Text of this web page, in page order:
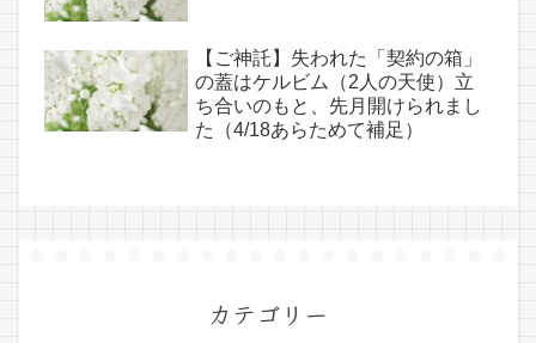
【ご神託】失われた「契約の箱」
の蓋はケルビム（2人の天使）立
ち合いのもと、先月開けられまし
た（4/18あらためて補足）
カテゴリー